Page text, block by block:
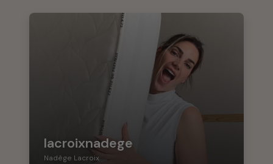
lacroixnadege
Nadège Lacroix